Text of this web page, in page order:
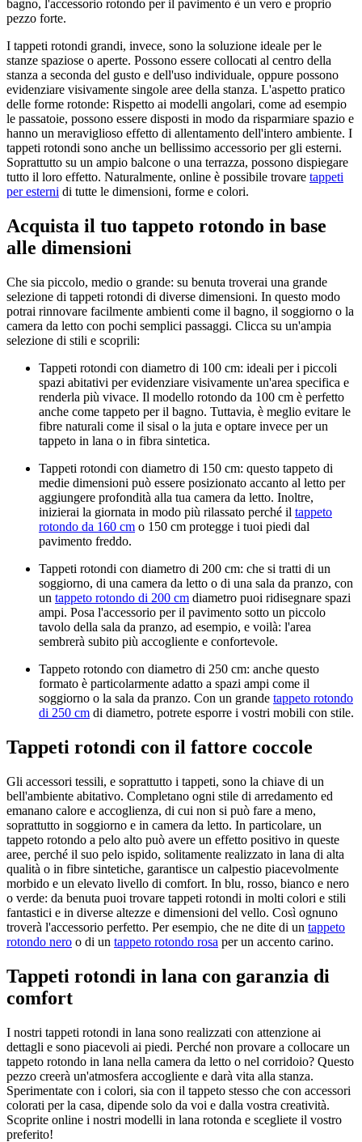
bagno, l'accessorio rotondo per il pavimento è un vero e proprio
pezzo forte.
I tappeti rotondi grandi, invece, sono la soluzione ideale per le
stanze spaziose o aperte. Possono essere collocati al centro della
stanza a seconda del gusto e dell'uso individuale, oppure possono
evidenziare visivamente singole aree della stanza. L'aspetto pratico
delle forme rotonde: Rispetto ai modelli angolari, come ad esempio
le passatoie, possono essere disposti in modo da risparmiare spazio e
hanno un meraviglioso effetto di allentamento dell'intero ambiente. I
tappeti rotondi sono anche un bellissimo accessorio per gli esterni.
Soprattutto su un ampio balcone o una terrazza, possono dispiegare
tutto il loro effetto. Naturalmente, online è possibile trovare tappeti
per esterni di tutte le dimensioni, forme e colori.
Acquista il tuo tappeto rotondo in base
alle dimensioni
Che sia piccolo, medio o grande: su benuta troverai una grande
selezione di tappeti rotondi di diverse dimensioni. In questo modo
potrai rinnovare facilmente ambienti come il bagno, il soggiorno o la
camera da letto con pochi semplici passaggi. Clicca su un'ampia
selezione di stili e scoprili:
Tappeti rotondi con diametro di 100 cm: ideali per i piccoli
spazi abitativi per evidenziare visivamente un'area specifica e
renderla più vivace. Il modello rotondo da 100 cm è perfetto
anche come tappeto per il bagno. Tuttavia, è meglio evitare le
fibre naturali come il sisal o la juta e optare invece per un
tappeto in lana o in fibra sintetica.
Tappeti rotondi con diametro di 150 cm: questo tappeto di
medie dimensioni può essere posizionato accanto al letto per
aggiungere profondità alla tua camera da letto. Inoltre,
inizierai la giornata in modo più rilassato perché il tappeto
rotondo da 160 cm o 150 cm protegge i tuoi piedi dal
pavimento freddo.
Tappeti rotondi con diametro di 200 cm: che si tratti di un
soggiorno, di una camera da letto o di una sala da pranzo, con
un tappeto rotondo di 200 cm diametro puoi ridisegnare spazi
ampi. Posa l'accessorio per il pavimento sotto un piccolo
tavolo della sala da pranzo, ad esempio, e voilà: l'area
sembrerà subito più accogliente e confortevole.
Tappeto rotondo con diametro di 250 cm: anche questo
formato è particolarmente adatto a spazi ampi come il
soggiorno o la sala da pranzo. Con un grande tappeto rotondo
di 250 cm di diametro, potrete esporre i vostri mobili con stile.
Tappeti rotondi con il fattore coccole
Gli accessori tessili, e soprattutto i tappeti, sono la chiave di un
bell'ambiente abitativo. Completano ogni stile di arredamento ed
emanano calore e accoglienza, di cui non si può fare a meno,
soprattutto in soggiorno e in camera da letto. In particolare, un
tappeto rotondo a pelo alto può avere un effetto positivo in queste
aree, perché il suo pelo ispido, solitamente realizzato in lana di alta
qualità o in fibre sintetiche, garantisce un calpestio piacevolmente
morbido e un elevato livello di comfort. In blu, rosso, bianco e nero
o verde: da benuta puoi trovare tappeti rotondi in molti colori e stili
fantastici e in diverse altezze e dimensioni del vello. Così ognuno
troverà l'accessorio perfetto. Per esempio, che ne dite di un tappeto
rotondo nero o di un tappeto rotondo rosa per un accento carino.
Tappeti rotondi in lana con garanzia di
comfort
I nostri tappeti rotondi in lana sono realizzati con attenzione ai
dettagli e sono piacevoli ai piedi. Perché non provare a collocare un
tappeto rotondo in lana nella camera da letto o nel corridoio? Questo
pezzo creerà un'atmosfera accogliente e darà vita alla stanza.
Sperimentate con i colori, sia con il tappeto stesso che con accessori
colorati per la casa, dipende solo da voi e dalla vostra creatività.
Scoprite online i nostri modelli in lana rotonda e scegliete il vostro
preferito!